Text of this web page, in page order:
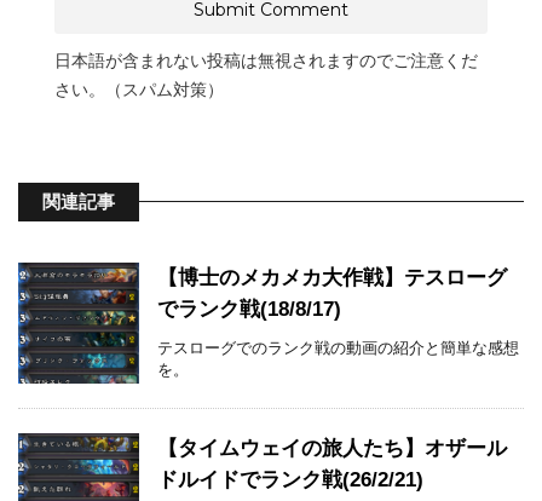
日本語が含まれない投稿は無視されますのでご注意くだ
さい。（スパム対策）
関連記事
【博士のメカメカ大作戦】テスローグ
でランク戦(18/8/17)
テスローグでのランク戦の動画の紹介と簡単な感想
を。
【タイムウェイの旅人たち】オザール
ドルイドでランク戦(26/2/21)